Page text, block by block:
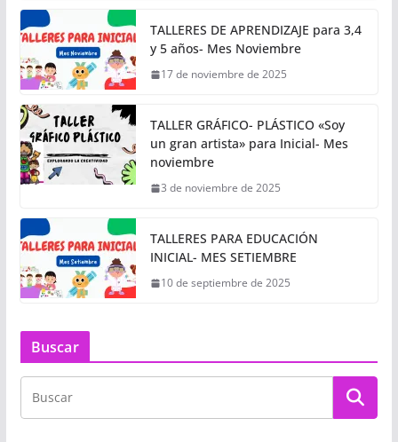
TALLERES DE APRENDIZAJE para 3,4
y 5 años- Mes Noviembre
17 de noviembre de 2025
TALLER GRÁFICO- PLÁSTICO «Soy
un gran artista» para Inicial- Mes
noviembre
3 de noviembre de 2025
TALLERES PARA EDUCACIÓN
INICIAL- MES SETIEMBRE
10 de septiembre de 2025
Buscar